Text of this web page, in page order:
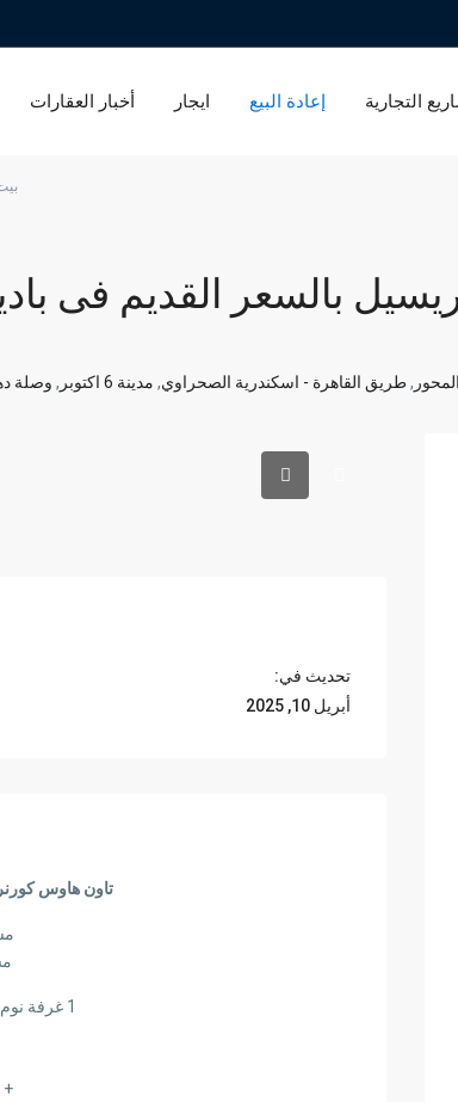
التجارية إعادة البيع ايجار أخبار العقارات
بالسعر القديم فى
,طريق القاهرة - اسكندرية الصحراوي, مدينة 6 اكتوبر , وصلة
تحديث في:
أبريل 10, 2025
تاون هاوس كورنر
1 غرفة نوم ماستر مع غرفة درسينيج وحمام
+ 1 غرفة مربية مع حمام